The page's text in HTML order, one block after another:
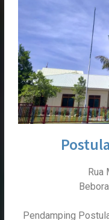
Rua
Pendamping